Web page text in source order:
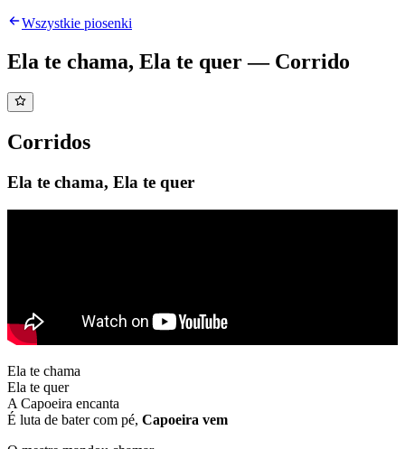
Wszystkie piosenki
Ela te chama, Ela te quer — Corrido
Corridos
Ela te chama, Ela te quer
Ela te chama
Ela te quer
A Capoeira encanta
É luta de bater com pé, Capoeira vem